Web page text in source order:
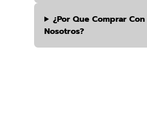
¿por Que Comprar Con
Nosotros?